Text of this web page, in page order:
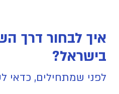
איך לבחור דרך
בישראל?
לפני שמתחילים, כדאי